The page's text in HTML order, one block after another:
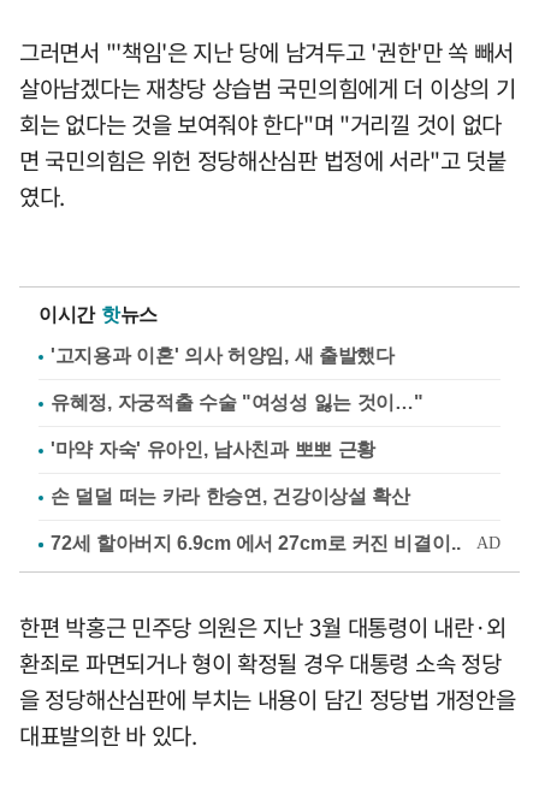
그러면서 "'책임'은 지난 당에 남겨두고 '권한'만 쏙 빼서
살아남겠다는 재창당 상습범 국민의힘에게 더 이상의 기
회는 없다는 것을 보여줘야 한다"며 "거리낄 것이 없다
면 국민의힘은 위헌 정당해산심판 법정에 서라"고 덧붙
였다.
이시간 핫뉴스
'고지용과 이혼' 의사 허양임, 새 출발했다
유혜정, 자궁적출 수술 "여성성 잃는 것이…"
'마약 자숙' 유아인, 남사친과 뽀뽀 근황
손 덜덜 떠는 카라 한승연, 건강이상설 확산
한편 박홍근 민주당 의원은 지난 3월 대통령이 내란·외
환죄로 파면되거나 형이 확정될 경우 대통령 소속 정당
을 정당해산심판에 부치는 내용이 담긴 정당법 개정안을
대표발의한 바 있다.